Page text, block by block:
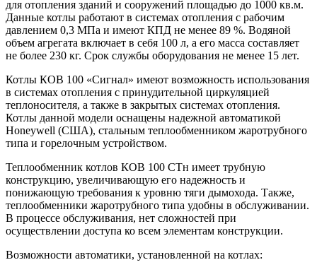
для отопления зданий и сооружений площадью до 1000 кв.м.
Данные котлы работают в системах отопления с рабочим
давлением 0,3 МПа и имеют КПД не менее 89 %. Водяной
объем агрегата включает в себя 100 л, а его масса составляет
не более 230 кг. Срок службы оборудования не менее 15 лет.
Котлы КОВ 100 «Сигнал» имеют возможность использования
в системах отопления с принудительной циркуляцией
теплоносителя, а также в закрытых системах отопления.
Котлы данной модели оснащены надежной автоматикой
Honeywell (США), стальным теплообменником жаротрубного
типа и горелочным устройством.
Теплообменник котлов КОВ 100 СТн имеет трубную
конструкцию, увеличивающую его надежность и
понижающую требования к уровню тяги дымохода. Также,
теплообменники жаротрубного типа удобны в обслуживании.
В процессе обслуживания, нет сложностей при
осуществлении доступа ко всем элементам конструкции.
Возможности автоматики, установленной на котлах: